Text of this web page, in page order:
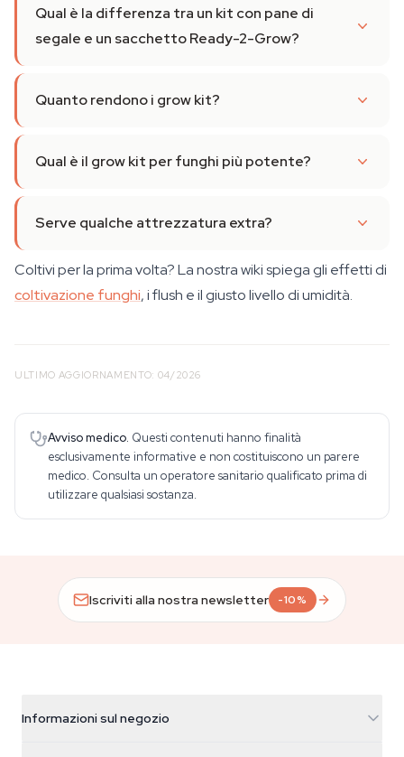
Qual è la differenza tra un kit con pane di
segale e un sacchetto Ready-2-Grow?
Quanto rendono i grow kit?
Qual è il grow kit per funghi più potente?
Serve qualche attrezzatura extra?
Coltivi per la prima volta? La nostra wiki spiega gli effetti di
coltivazione funghi, i flush e il giusto livello di umidità.
ULTIMO AGGIORNAMENTO: 04/2026
Avviso medico. Questi contenuti hanno finalità
esclusivamente informative e non costituiscono un parere
medico. Consulta un operatore sanitario qualificato prima di
utilizzare qualsiasi sostanza.
Iscriviti alla nostra newsletter -10%
Informazioni sul negozio